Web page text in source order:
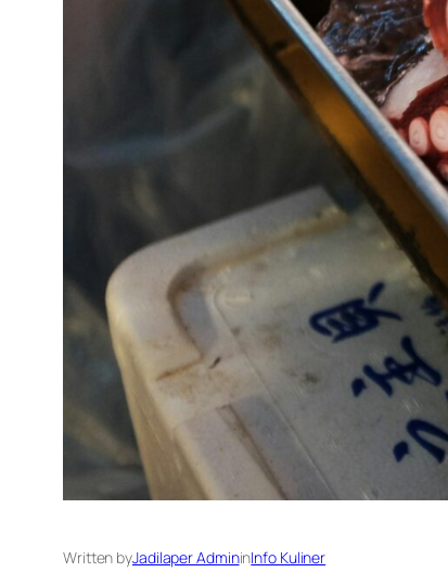
Written byJadilaper AdmininInfo Kuliner